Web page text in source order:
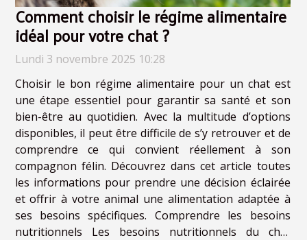
Comment choisir le régime alimentaire
idéal pour votre chat ?
Lundi 3 novembre 2025 10:28
Choisir le bon régime alimentaire pour un chat est
une étape essentiel pour garantir sa santé et son
bien-être au quotidien. Avec la multitude d’options
disponibles, il peut être difficile de s’y retrouver et de
comprendre ce qui convient réellement à son
compagnon félin. Découvrez dans cet article toutes
les informations pour prendre une décision éclairée
et offrir à votre animal une alimentation adaptée à
ses besoins spécifiques. Comprendre les besoins
nutritionnels Les besoins nutritionnels du chat